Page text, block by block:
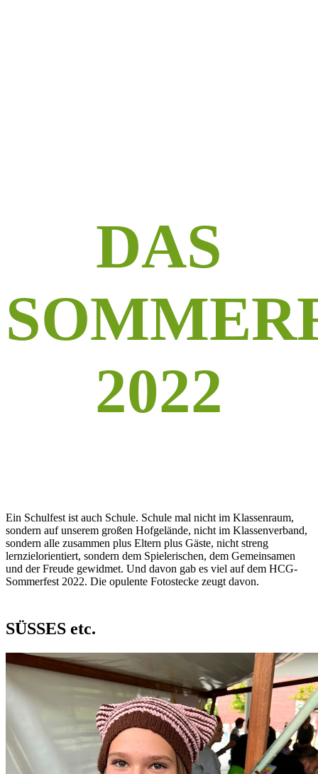
DAS
2022
Ein Schulfest ist auch Schule. Schule mal nicht im Klassenraum,
sondern auf unserem großen Hofgelände, nicht im Klassenverband,
sondern alle zusammen plus Eltern plus Gäste, nicht streng
lernzielorientiert, sondern dem Spielerischen, dem Gemeinsamen
und der Freude gewidmet. Und davon gab es viel auf dem HCG-
Sommerfest 2022. Die opulente Fotostecke zeugt davon.
SÜSSES etc.